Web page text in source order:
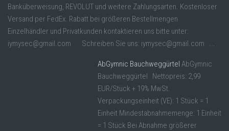
Banküberweisung, REVOLUT und weitere Zahlungsarten. Kostenloser
Versand per FedEx. Rabatt bei größeren Bestellmengen
Einzelhändler und Privatkunden kontaktieren uns bitte unter:
iymysec@gmail.com Schreiben Sie uns: iymysec@gmail.com ...
AbGymnic Bauchweggürtel AbGymnic
Bauchweggürtel Nettopreis: 2,99
EUR/Stück + 19% MwSt.
Verpackungseinheit (VE): 1 Stück = 1
Einheit Mindestabnahmemenge: 1 Einheit
= 1 Stück Bei Abnahme größerer